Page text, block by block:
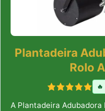
Plantadeira
Rolo
A Plantadeira Adubadora